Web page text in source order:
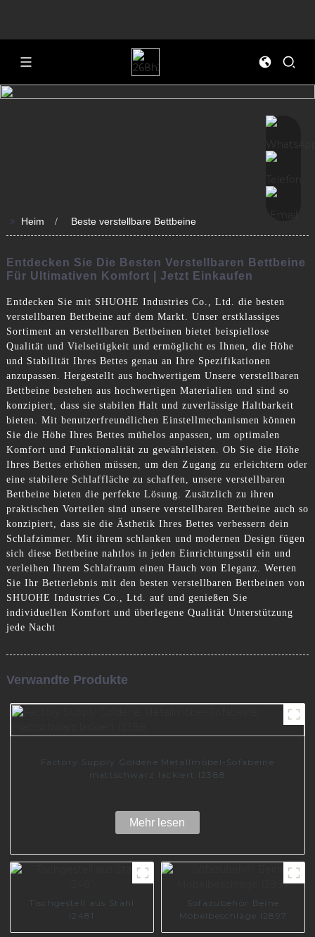
>> Heim Beste verstellbare Bettbeine
Entdecken Sie Die Besten Verstellbaren Bettbeine
Für Ultimativen Komfort | Jetzt Einkaufen
Entdecken Sie mit SHUOHE Industries Co., Ltd. die besten
verstellbaren Bettbeine auf dem Markt. Unser erstklassiges
Sortiment an verstellbaren Bettbeinen bietet beispiellose
Qualität und Vielseitigkeit und ermöglicht es Ihnen, die Höhe
und Stabilität Ihres Bettes genau an Ihre Spezifikationen
anzupassen. Hergestellt aus hochwertigem Unsere verstellbaren
Bettbeine bestehen aus hochwertigen Materialien und sind so
konzipiert, dass sie stabilen Halt und zuverlässige Haltbarkeit
bieten. Mit benutzerfreundlichen Einstellmechanismen können
Sie die Höhe Ihres Bettes mühelos anpassen, um optimalen
Komfort und Funktionalität zu gewährleisten. Ob Sie die Höhe
Ihres Bettes erhöhen müssen, um den Zugang zu erleichtern oder
eine stabilere Schlaffläche zu schaffen, unsere verstellbaren
Bettbeine bieten die perfekte Lösung. Zusätzlich zu ihren
praktischen Vorteilen sind unsere verstellbaren Bettbeine auch so
konzipiert, dass sie die Ästhetik Ihres Bettes verbessern dein
Schlafzimmer. Mit ihrem schlanken und modernen Design fügen
sich diese Bettbeine nahtlos in jeden Einrichtungsstil ein und
verleihen Ihrem Schlafraum einen Hauch von Eleganz. Werten
Sie Ihr Betterlebnis mit den besten verstellbaren Bettbeinen von
SHUOHE Industries Co., Ltd. auf und genießen Sie
individuellen Komfort und überlegene Qualität Unterstützung
jede Nacht
Verwandte Produkte
Factory Supply Goldene Metallmöbel-Sofabeine
mattschwarz lackiert I2388
Mehr lesen
Tischgestell aus Stahl
I2481
Sofazubehör Beine
Möbelbeschläge I2897